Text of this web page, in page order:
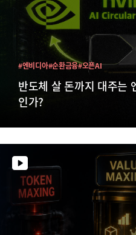
반도체 살 돈까지 대주는
인가?
#엔비디아#순환금융#오픈AI